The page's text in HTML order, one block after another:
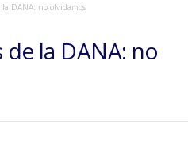
DANA: no olvidamos
la DANA: no